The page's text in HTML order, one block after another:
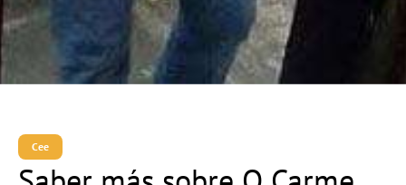
Cee